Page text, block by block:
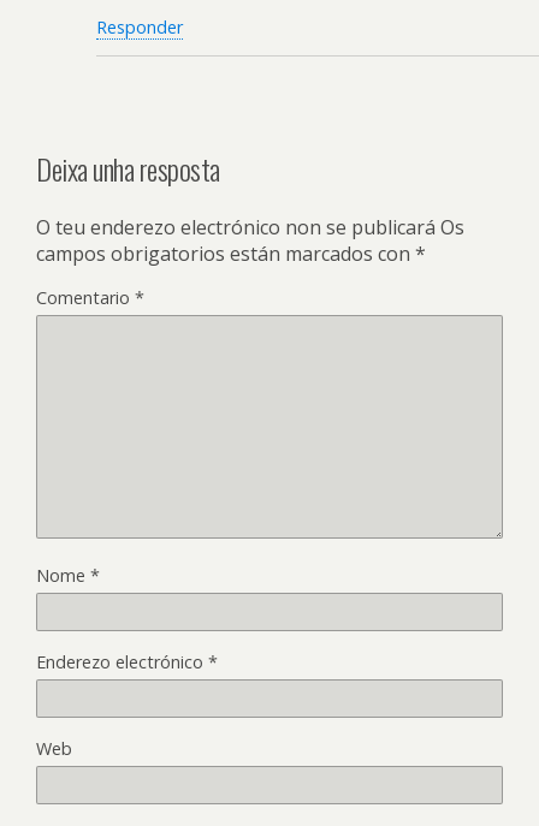
Responder
Deixa unha resposta
O teu enderezo electrónico non se publicará Os
campos obrigatorios están marcados con *
Comentario *
Nome *
Enderezo electrónico *
Web